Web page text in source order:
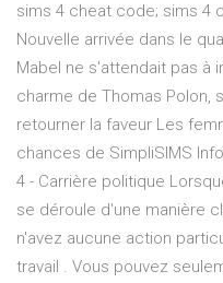
sims 4 cheat code; sims 4
Nouvelle arrivée dans le
Mabel ne s'attendait pas à
charme de Thomas Polon,
retourner la faveur Les
chances de SimpliSIMS
4 - Carrière politique
se déroule d'une manière
n'avez aucune action
travail . Vous pouvez